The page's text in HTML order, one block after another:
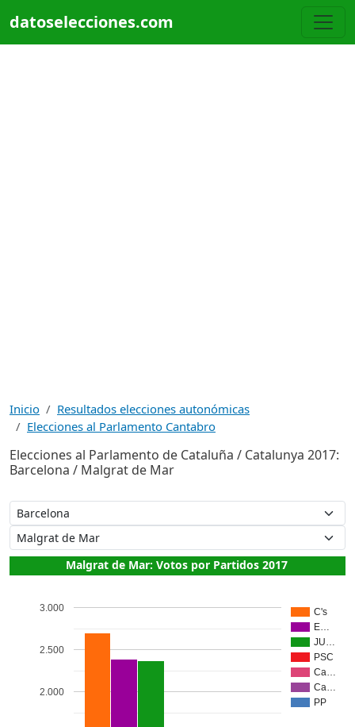
datoselecciones.com
Inicio
Resultados elecciones autonómicas
Elecciones al Parlamento Cantabro
Elecciones al Parlamento de Cataluña / Catalunya 2017:
Barcelona / Malgrat de Mar
Malgrat de Mar: Votos por Partidos 2017
C's
E…
JU…
PSC
Ca…
Ca…
PP
2.000
2.500
3.000